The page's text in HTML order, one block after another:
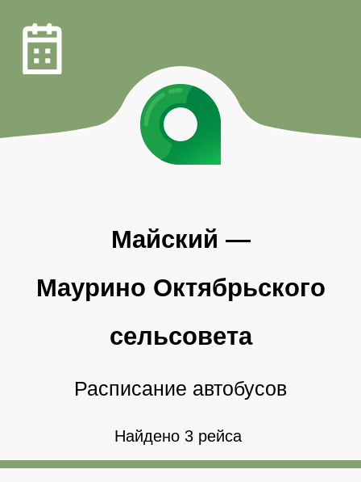
Майский —
Маурино Октябрьского
сельсовета
Расписание автобусов
Найдено 3 рейса